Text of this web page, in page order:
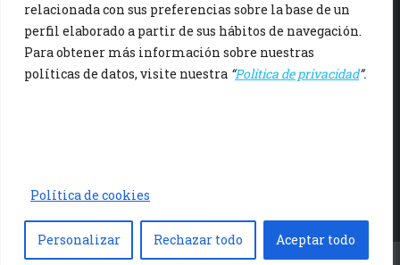
relacionada con sus preferencias sobre la base de un
perfil elaborado a partir de sus hábitos de navegación.
Para obtener más información sobre nuestras
políticas de datos, visite nuestra “Política de privacidad”.
Política de cookies
Personalizar Rechazar todo Aceptar todo
942 37 15 06
Polígono Otero C/ Otero Nave 3, 39608 Igollo, Cantabria
De Lunes a Viernes, de 8:00 a 12:00h y de 16:00 a 20:00h
Menu principal